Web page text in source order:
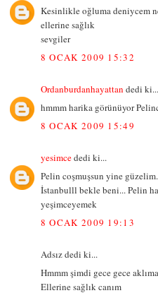
Kesinlikle oğluma deniycem
ellerine sağlık
sevgiler
8 OCAK 2009 15:32
Ordanburdanhayattan dedi ki...
hmmm harika görünüyor
8 OCAK 2009 15:49
yesimcededi ki...
Pelin coşmuşsun yine güzelim.
İstanbulll bekle beni... Pelin
yeşimceyemek
8 OCAK 2009 19:13
Adsız dedi ki...
Hmmm şimdi gece gece
Ellerine sağlık canım